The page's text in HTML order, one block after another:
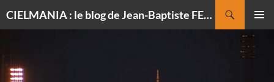
CIELMANIA : le blog de Jean-Baptiste FELDMANN, photographe du ciel
MENU